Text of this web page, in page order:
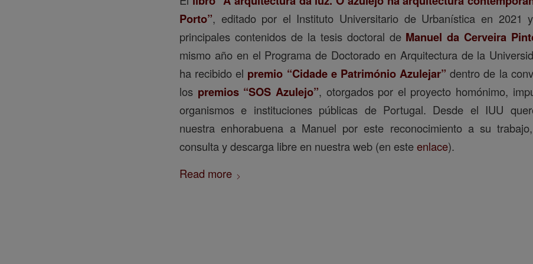
Porto”, editado por el Instituto Universitario de Urbanística en 2021
principales contenidos de la tesis doctoral de Manuel da Cerveira
mismo año en el Programa de Doctorado en Arquitectura de la
ha recibido el premio “Cidade e Património Azulejar” dentro de la
los premios “SOS Azulejo”, otorgados por el proyecto homónimo,
organismos e instituciones públicas de Portugal. Desde el IUU
nuestra enhorabuena a Manuel por este reconocimiento a su
consulta y descarga libre en nuestra web (en esteenlace).
Read more